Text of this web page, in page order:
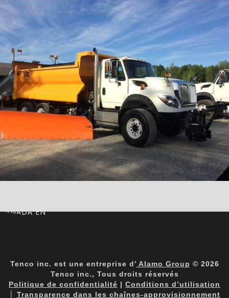
CANADA EN
Tenco inc. est une entreprise d’ Alamo Group © 2026
Tenco inc., Tous droits réservés
Politique de confidentialité | Conditions d’utilisation
Transparence dans les chaînes-approvisionnement